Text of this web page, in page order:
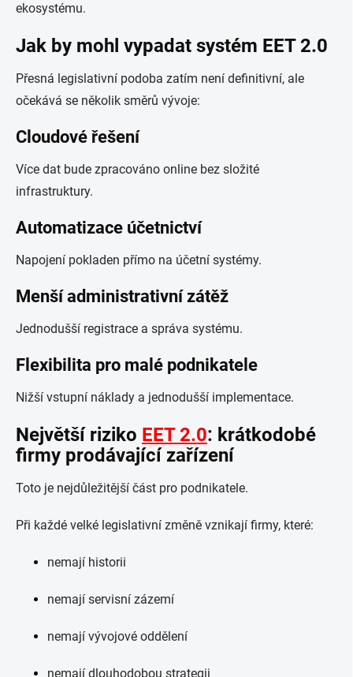
ekosystému.
Jak by mohl vypadat systém EET 2.0
Přesná legislativní podoba zatím není definitivní, ale
očekává se několik směrů vývoje:
Cloudové řešení
Více dat bude zpracováno online bez složité
infrastruktury.
Automatizace účetnictví
Napojení pokladen přímo na účetní systémy.
Menší administrativní zátěž
Jednodušší registrace a správa systému.
Flexibilita pro malé podnikatele
Nižší vstupní náklady a jednodušší implementace.
Největší riziko EET 2.0: krátkodobé
firmy prodávající zařízení
Toto je nejdůležitější část pro podnikatele.
Při každé velké legislativní změně vznikají firmy, které:
nemají historii
nemají servisní zázemí
nemají vývojové oddělení
nemají dlouhodobou strategii